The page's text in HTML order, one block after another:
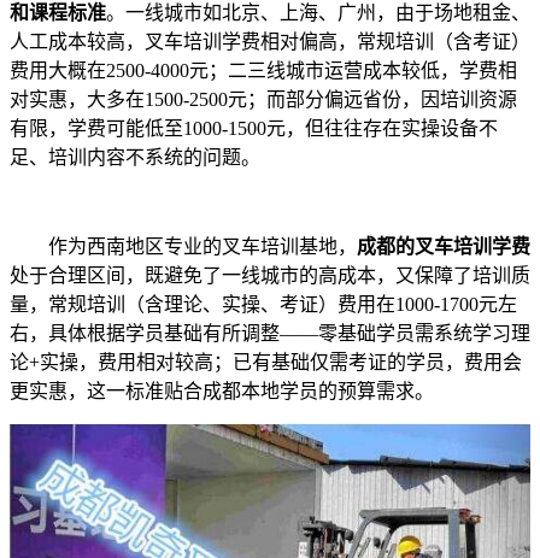
和课程标准。一线城市如北京、上海、广州，由于场地租金、
人工成本较高，叉车培训学费相对偏高，常规培训（含考证）
费用大概在2500-4000元；二三线城市运营成本较低，学费相
对实惠，大多在1500-2500元；而部分偏远省份，因培训资源
有限，学费可能低至1000-1500元，但往往存在实操设备不
足、培训内容不系统的问题。
作为西南地区专业的叉车培训基地， 成都的叉车培训学费
处于合理区间，既避免了一线城市的高成本，又保障了培训质
量，常规培训（含理论、实操、考证）费用在1000-1700元左
右，具体根据学员基础有所调整——零基础学员需系统学习理
论+实操，费用相对较高；已有基础仅需考证的学员，费用会
更实惠，这一标准贴合成都本地学员的预算需求。